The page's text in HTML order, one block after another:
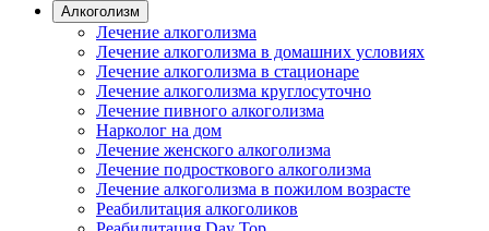
Алкоголизм
Лечение алкоголизма
Лечение алкоголизма в домашних условиях
Лечение алкоголизма в стационаре
Лечение алкоголизма круглосуточно
Лечение пивного алкоголизма
Нарколог на дом
Лечение женского алкоголизма
Лечение подросткового алкоголизма
Лечение алкоголизма в пожилом возрасте
Реабилитация алкоголиков